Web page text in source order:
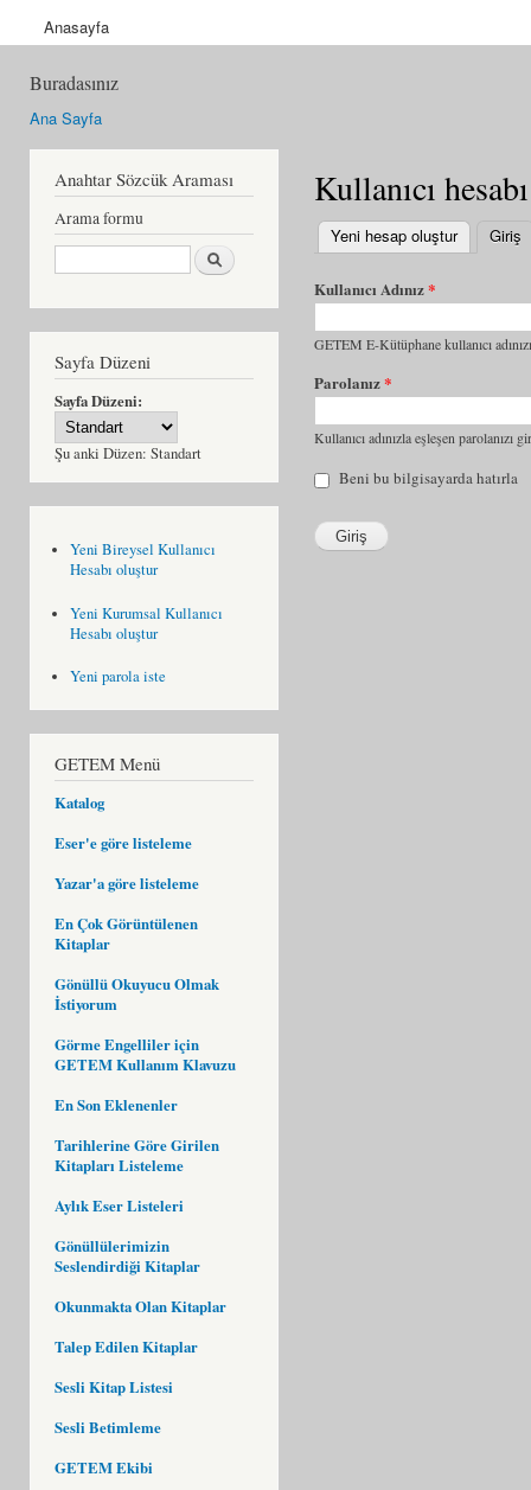
Anasayfa
Buradasınız
Ana Sayfa
Anahtar Sözcük Araması
Arama formu
Ara
Sayfa Düzeni
Sayfa Düzeni:
Şu anki Düzen: Standart
Yeni Bireysel Kullanıcı
Hesabı oluştur
Yeni Kurumsal Kullanıcı
Hesabı oluştur
Yeni parola iste
GETEM Menü
Katalog
Eser'e göre listeleme
Yazar'a göre listeleme
En Çok Görüntülenen
Kitaplar
Gönüllü Okuyucu Olmak
İstiyorum
Görme Engelliler için
GETEM Kullanım Klavuzu
En Son Eklenenler
Tarihlerine Göre Girilen
Kitapları Listeleme
Aylık Eser Listeleri
Gönüllülerimizin
Seslendirdiği Kitaplar
Okunmakta Olan Kitaplar
Talep Edilen Kitaplar
Sesli Kitap Listesi
Sesli Betimleme
GETEM Ekibi
Kullanıcı hesabı
Yeni hesap oluştur Giriş
Kullanıcı Adınız*
GETEM E-Kütüphane kullanıcı
Parolanız*
Kullanıcı adınızla eşleşen parolanızı
Beni bu bilgisayarda hatırla